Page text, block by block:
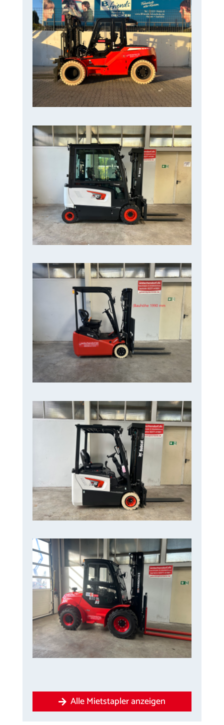
Alle Mietstapler anzeigen